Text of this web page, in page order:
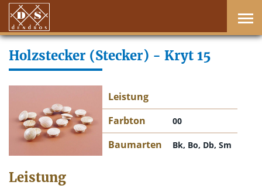
Holzstecker (Stecker) - Kryt 15
Leistung
Farbton
00
Baumarten Bk, Bo, Db, Sm
Leistung